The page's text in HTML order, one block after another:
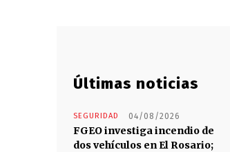
Últimas noticias
SEGURIDAD 04/08/2026
FGEO investiga incendio de
dos vehículos en El Rosario;